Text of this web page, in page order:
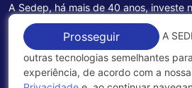
A Sedep, há mais de 40 anos, investe
treinamento de funcionários e na
ponta para a ampliação de seu
para a área jurídica, que contemplam
excelentes soluções empresariais.
Prosseguir
A
outras tecnologias semelhantes
experiência, de acordo com a nossa